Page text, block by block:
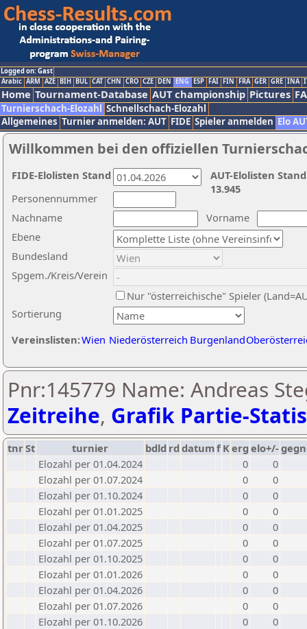
Logged on: Gast
Arabic ARM AZE BIH BUL CAT CHN CRO CZE DEN ENG ESP FAI FIN FRA GER GRE INA
Home Tournament-Database AUT championship Pictures
Turnierschach-Elozahl Schnellschach-Elozahl
Allgemeines Turnier anmelden: AUT FIDE Spieler anmelden Elo
Willkommen bei den offiziellen
Nachname
Vorname
Ebene
Sortierung
Personennummer
Bundesland
Spgem./Kreis/Verein
Nur "österreichische" Spieler
Vereinslisten:Wien Niederösterreich Burgenland
AUT-Elolisten
13.945
FIDE-Elolisten Stand
Pnr:145779 Name: Andreas
Zeitreihe, Grafik Partie-
tnrSt turnier bdld rd datumf Kerg elo+/-
Elozahl per 01.04.2024
0
0
Elozahl per 01.07.2024
0
0
Elozahl per 01.10.2024
0
0
Elozahl per 01.01.2025
0
0
Elozahl per 01.04.2025
0
0
Elozahl per 01.07.2025
0
0
Elozahl per 01.10.2025
0
0
Elozahl per 01.01.2026
0
0
Elozahl per 01.04.2026
0
0
Elozahl per 01.07.2026
0
0
Elozahl per 01.10.2026
0 0